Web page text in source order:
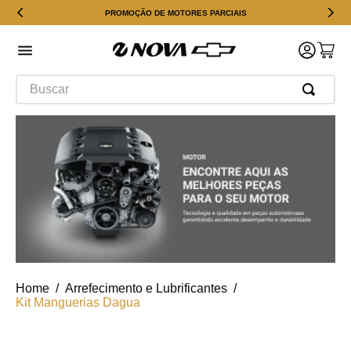
PROMOÇÃO DE MOTORES PARCIAIS
Buscar
Arrefecimento e Lubrificantes
Kit Manguerias Dagua